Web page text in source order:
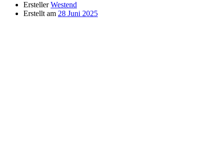
Ersteller Westend
Erstellt am 28 Juni 2025